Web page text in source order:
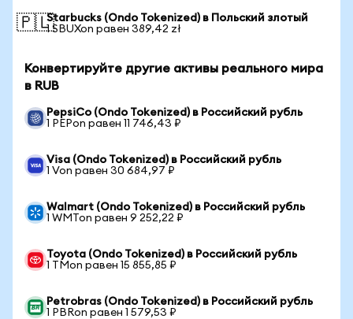
🇵🇱Starbucks (Ondo Tokenized) в Польский злотый
1 SBUXon равен 389,42 zł
Конвертируйте другие активы реального мира
в RUB
PepsiCo (Ondo Tokenized) в Российский рубль
1 PEPon равен 11 746,43 ₽
Visa (Ondo Tokenized) в Российский рубль
1 Von равен 30 684,97 ₽
Walmart (Ondo Tokenized) в Российский рубль
1 WMTon равен 9 252,22 ₽
Toyota (Ondo Tokenized) в Российский рубль
1 TMon равен 15 855,85 ₽
Petrobras (Ondo Tokenized) в Российский рубль
1 PBRon равен 1 579,53 ₽